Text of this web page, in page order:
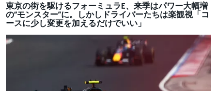
東京の街を駆けるフォーミュラE、来季はパワー大幅増
の“モンスター”に。しかしドライバーたちは楽観視「コ
ースに少し変更を加えるだけでいい」